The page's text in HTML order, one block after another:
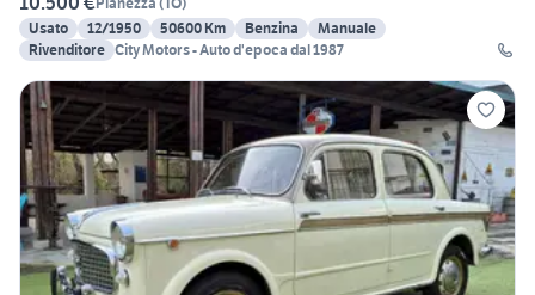
Usato
12/1950 50600 Km Benzina
Manuale
Rivenditore City Motors - Auto d'epoca dal 1987